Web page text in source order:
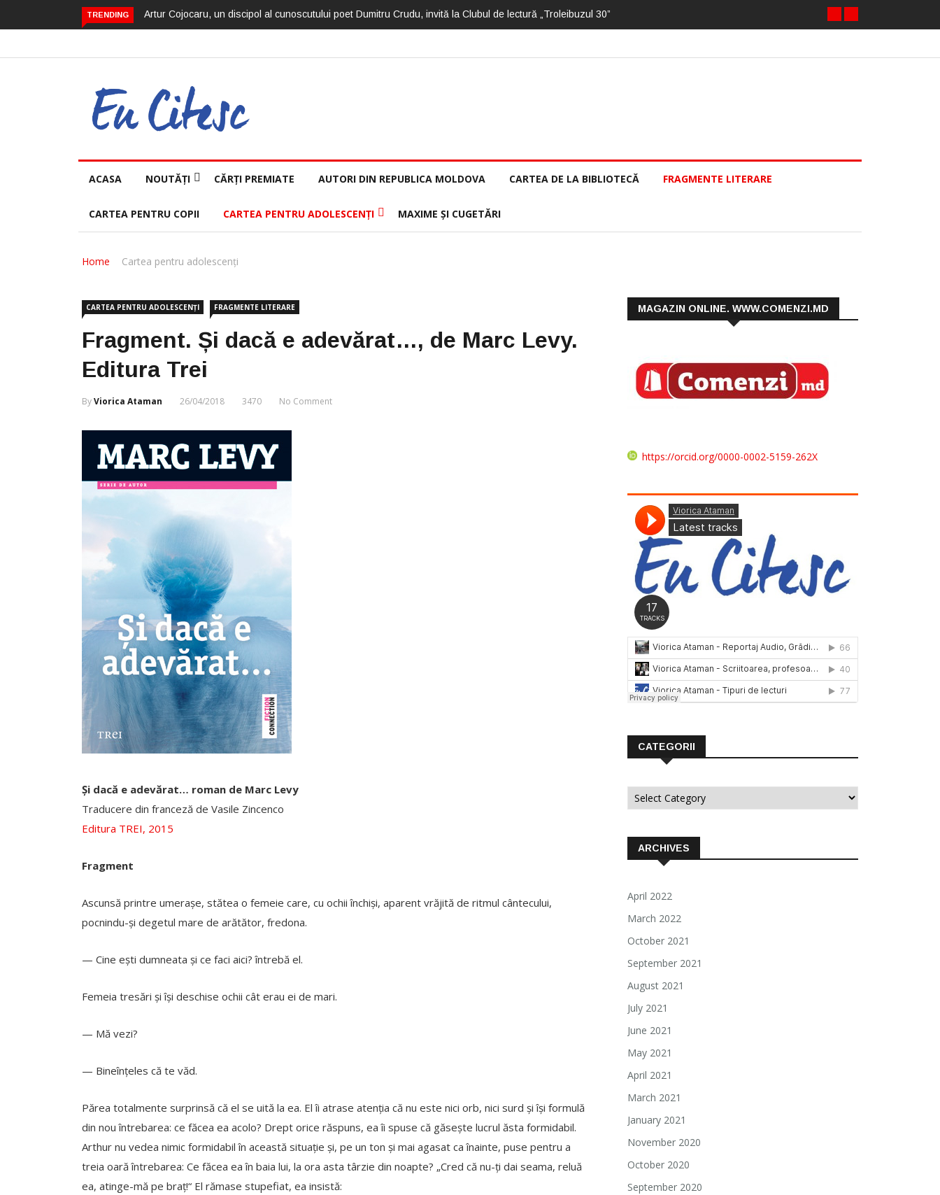
TRENDING Artur Cojocaru, un discipol al cunoscutului poet Dumitru Crudu, invită la Clubul de lectură „Troleibuzul 30”
ACASA NOUTĂȚI CĂRȚI PREMIATE AUTORI DIN REPUBLICA MOLDOVA CARTEA DE LA BIBLIOTECĂ FRAGMENTE LITERARE
CARTEA PENTRU COPII CARTEA PENTRU ADOLESCENȚI MAXIME ȘI CUGETĂRI
Home Cartea pentru adolescenți
CARTEA PENTRU ADOLESCENȚI FRAGMENTE LITERARE
Fragment. Și dacă e adevărat…, de Marc Levy.
Editura Trei
ByViorica Ataman 26/04/2018 3470 No Comment
Și dacă e adevărat… roman de Marc Levy
Traducere din franceză de Vasile Zincenco
Editura TREI, 2015
Fragment
Ascunsă printre umerașe, stătea o femeie care, cu ochii închiși, aparent vrăjită de ritmul cântecului,
pocnindu-și degetul mare de arătător, fredona.
— Cine ești dumneata și ce faci aici? întrebă el.
Femeia tresări și își deschise ochii cât erau ei de mari.
— Mă vezi?
— Bineînțeles că te văd.
Părea totalmente surprinsă că el se uită la ea. El îi atrase atenția că nu este nici orb, nici surd și își formulă
din nou întrebarea: ce făcea ea acolo? Drept orice răspuns, ea îi spuse că găsește lucrul ăsta formidabil.
Arthur nu vedea nimic formidabil în această situație și, pe un ton și mai agasat ca înainte, puse pentru a
treia oară întrebarea: Ce făcea ea în baia lui, la ora asta târzie din noapte? „Cred că nu-ți dai seama, reluă
ea, atinge-mă pe braț!“ El rămase stupefiat, ea insistă:
MAGAZIN ONLINE. WWW.COMENZI.MD
https://orcid.org/0000-0002-5159-262X
CATEGORII
Categorii
ARCHIVES
April 2022
March 2022
October 2021
September 2021
August 2021
July 2021
June 2021
May 2021
April 2021
March 2021
January 2021
November 2020
October 2020
September 2020